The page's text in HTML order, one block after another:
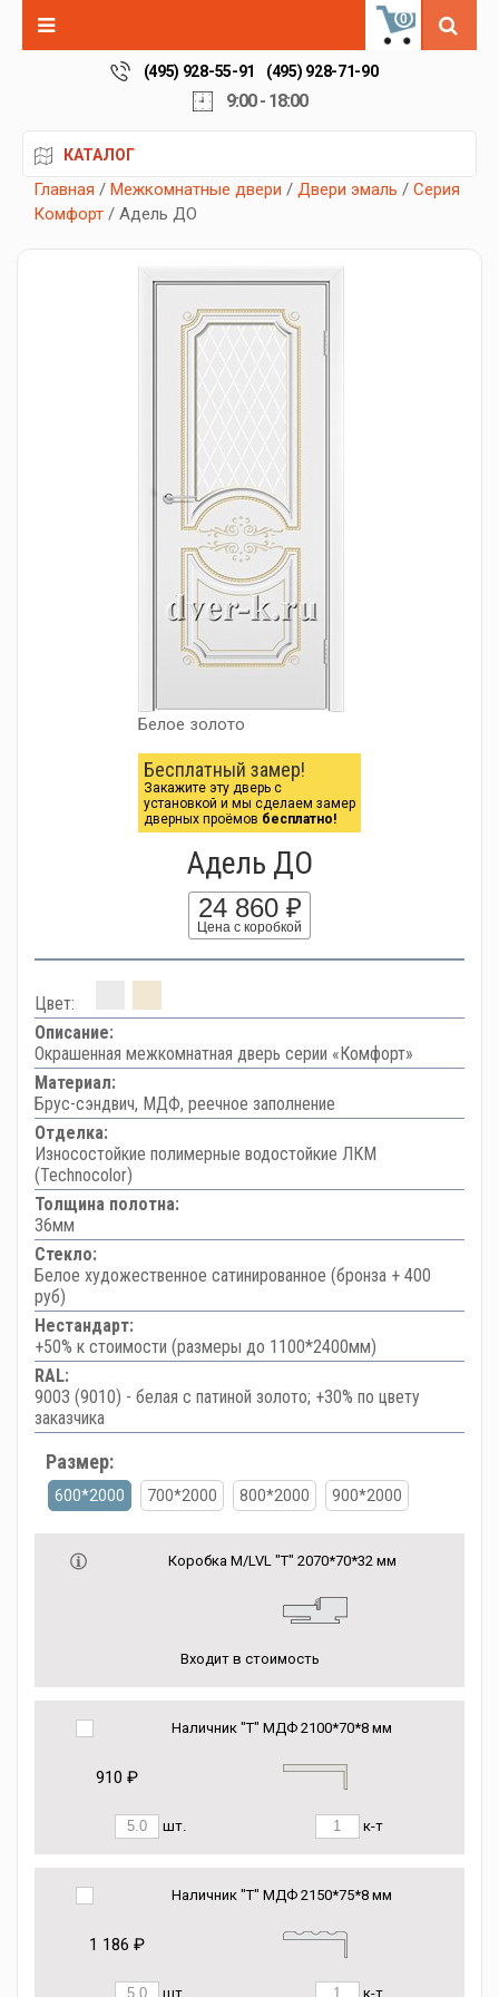
0
(495) 928-55-91 (495) 928-71-90
9:00 - 18:00
КАТАЛОГ
Главная / Межкомнатные двери / Двери эмаль / Серия
Комфорт / Адель ДО
Белое золото
Бесплатный замер!
Закажите эту дверь с
установкой и мы сделаем замер
дверных проёмов бесплатно!
Адель ДО
24 860 ₽
Цена с коробкой
Цвет:
Описание:
Окрашенная межкомнатная дверь серии «Комфорт»
Материал:
Брус-сэндвич, МДФ, реечное заполнение
Отделка:
Износостойкие полимерные водостойкие ЛКМ
(Technocolor)
Толщина полотна:
36мм
Стекло:
Белое художественное сатинированное (бронза + 400
руб)
Нестандарт:
+50% к стоимости (размеры до 1100*2400мм)
RAL:
9003 (9010) - белая с патиной золото; +30% по цвету
заказчика
Размер:
600*2000 700*2000 800*2000 900*2000
Коробка М/LVL "Т" 2070*70*32 мм
Входит в стоимость
Наличник "Т" МДФ 2100*70*8 мм
910 ₽
шт. к-т
Наличник "Т" МДФ 2150*75*8 мм
1 186 ₽
шт. к-т